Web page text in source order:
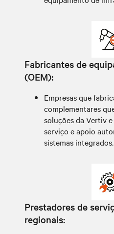
Fabricantes de
(OEM):
Empresas que
complementares
soluções da Vertiv
serviço e apoio
sistemas integrados.
Prestadores de
regionais: